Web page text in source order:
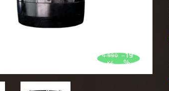
4 990
Kč
–19
%